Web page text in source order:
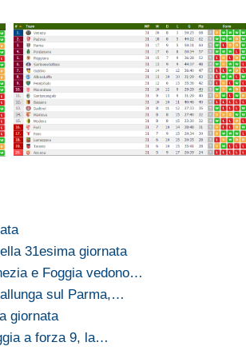
31esima giornata
e Foggia vedono…
sul Parma,…
giornata
a forza 9, la…